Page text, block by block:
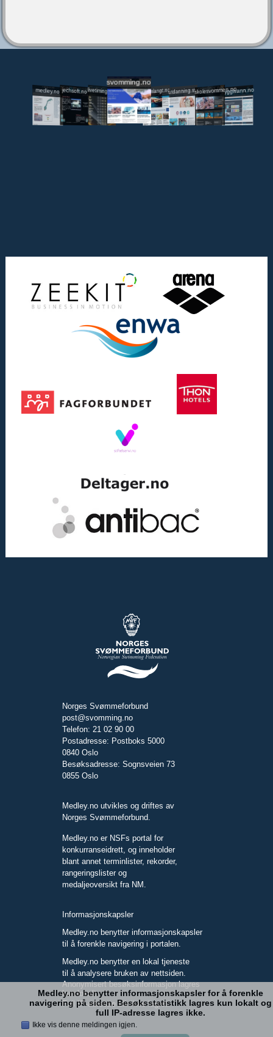
medley.no jechsoft.nolivetiming.medley.no
svomming.no
svomlangt.noutdanning.svomming.no
skolesvommen.notryggivann.no
Norges Svømmeforbund
post@svomming.no
Telefon: 21 02 90 00
Postadresse: Postboks 5000
0840 Oslo
Besøksadresse: Sognsveien 73
0855 Oslo
Medley.no utvikles og driftes av
Norges Svømmeforbund.
Medley.no er NSFs portal for
konkurranseidrett, og inneholder
blant annet terminlister, rekorder,
rangeringslister og
medaljeoversikt fra NM.
Informasjonskapsler
Medley.no benytter informasjonskapsler
til å forenkle navigering i portalen.
Medley.no benytter en lokal tjeneste
til å analysere bruken av nettsiden.
Anonymisert besøksinformasjon lagres
kun lokalt.
Full IP-adresse blir ikke lagret.
Medley.no benytter informasjonskapsler for å forenkle
navigering på siden. Besøksstatistikk lagres kun lokalt og
full IP-adresse lagres ikke.
Ikke vis denne meldingen igjen.